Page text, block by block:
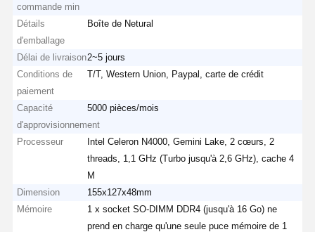
commande min
Détails
d'emballage
Boîte de Netural
Délai de livraison2~5 jours
Conditions de
paiement
T/T, Western Union, Paypal, carte de crédit
Capacité
d'approvisionnement
5000 pièces/mois
Processeur
Intel Celeron N4000, Gemini Lake, 2 cœurs, 2
threads, 1,1 GHz (Turbo jusqu'à 2,6 GHz), cache 4
M
Dimension
155x127x48mm
Mémoire
1 x socket SO-DIMM DDR4 (jusqu'à 16 Go) ne
prend en charge qu'une seule puce mémoire de 1